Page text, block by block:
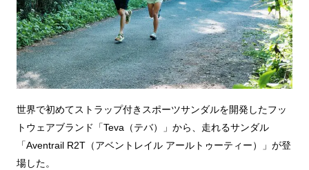
世界で初めてストラップ付きスポーツサンダルを開発したフッ
トウェアブランド「Teva（テバ）」から、走れるサンダル
「Aventrail R2T（アベントレイル アールトゥーティー）」が登
場した。